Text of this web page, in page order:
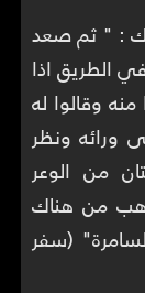
: " ثم صعد
الطريق اذا
وقالوا له
ورائه ونظر
من الوعر
ذهب من هناك
(سفر